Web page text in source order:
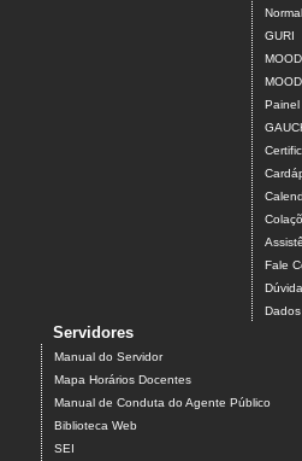
GURI
Fale
Servidores
Manual do Servidor
Mapa Horários Docentes
Manual de Conduta do Agente Público
Biblioteca Web
SEI